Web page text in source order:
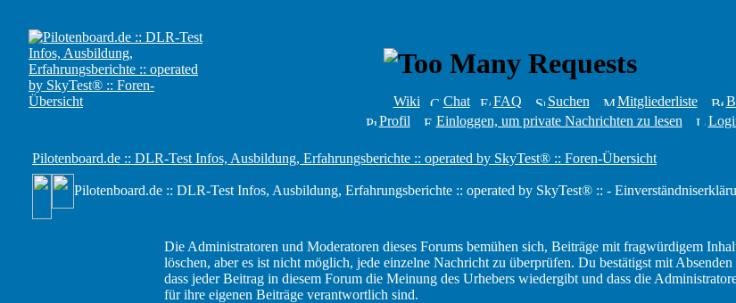
Wiki Chat FAQ Suchen Mitgliederliste
Profil
Einloggen, um private Nachrichten zu lesen
Pilotenboard.de :: DLR-Test Infos, Ausbildung, Erfahrungsberichte :: operated by SkyTest® :: Foren-Übersicht
Pilotenboard.de :: DLR-Test Infos, Ausbildung, Erfahrungsberichte :: operated by SkyTest® :: -
Die Administratoren und Moderatoren dieses Forums bemühen sich, Beiträge mit fragwürdigem
löschen, aber es ist nicht möglich, jede einzelne Nachricht zu überprüfen. Du bestätigst mit
dass jeder Beitrag in diesem Forum die Meinung des Urhebers wiedergibt und dass die
für ihre eigenen Beiträge verantwortlich sind.